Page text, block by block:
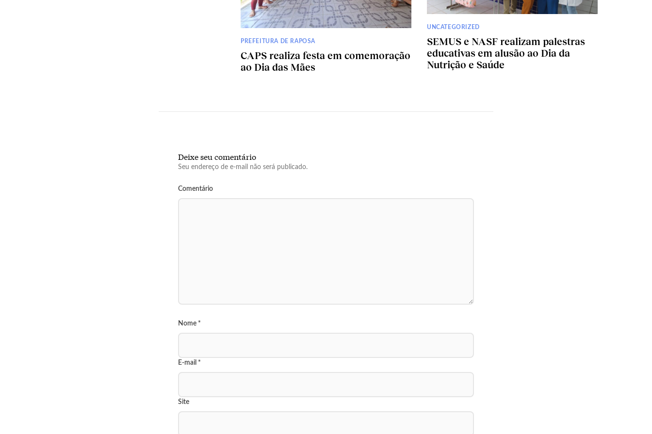
PREFEITURA DE RAPOSA
CAPS realiza festa em comemoração
ao Dia das Mães
UNCATEGORIZED
SEMUS e NASF realizam palestras
educativas em alusão ao Dia da
Nutrição e Saúde
Deixe seu comentário
Seu endereço de e-mail não será publicado.
Comentário
Nome *
E-mail *
Site